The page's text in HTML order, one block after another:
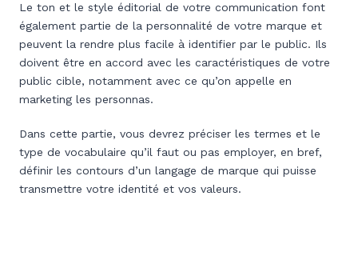
Le ton et le style éditorial de votre communication font
également partie de la personnalité de votre marque et
peuvent la rendre plus facile à identifier par le public. Ils
doivent être en accord avec les caractéristiques de votre
public cible, notamment avec ce qu’on appelle en
marketing les personnas.
Dans cette partie, vous devrez préciser les termes et le
type de vocabulaire qu’il faut ou pas employer, en bref,
définir les contours d’un langage de marque qui puisse
transmettre votre identité et vos valeurs.